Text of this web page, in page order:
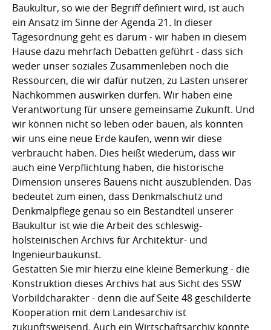
Baukultur, so wie der Begriff definiert wird, ist auch
ein Ansatz im Sinne der Agenda 21. In dieser
Tagesordnung geht es darum - wir haben in diesem
Hause dazu mehrfach Debatten geführt - dass sich
weder unser soziales Zusammenleben noch die
Ressourcen, die wir dafür nutzen, zu Lasten unserer
Nachkommen auswirken dürfen. Wir haben eine
Verantwortung für unsere gemeinsame Zukunft. Und
wir können nicht so leben oder bauen, als könnten
wir uns eine neue Erde kaufen, wenn wir diese
verbraucht haben. Dies heißt wiederum, dass wir
auch eine Verpflichtung haben, die historische
Dimension unseres Bauens nicht auszublenden. Das
bedeutet zum einen, dass Denkmalschutz und
Denkmalpflege genau so ein Bestandteil unserer
Baukultur ist wie die Arbeit des schleswig-
holsteinischen Archivs für Architektur- und
Ingenieurbaukunst.
Gestatten Sie mir hierzu eine kleine Bemerkung - die
Konstruktion dieses Archivs hat aus Sicht des SSW
Vorbildcharakter - denn die auf Seite 48 geschilderte
Kooperation mit dem Landesarchiv ist
zukunftsweisend. Auch ein Wirtschaftsarchiv könnte